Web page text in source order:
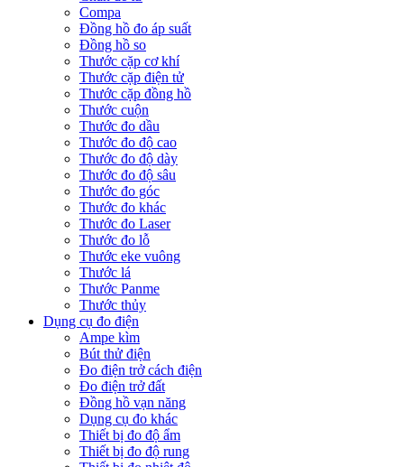
Compa
Đồng hồ đo áp suất
Đồng hồ so
Thước cặp cơ khí
Thước cặp điện tử
Thước cặp đồng hồ
Thước cuộn
Thước đo dầu
Thước đo độ cao
Thước đo độ dày
Thước đo độ sâu
Thước đo góc
Thước đo khác
Thước đo Laser
Thước đo lỗ
Thước eke vuông
Thước lá
Thước Panme
Thước thủy
Dụng cụ đo điện
Ampe kìm
Bút thử điện
Đo điện trở cách điện
Đo điện trở đất
Đồng hồ vạn năng
Dụng cụ đo khác
Thiết bị đo độ ẩm
Thiết bị đo độ rung